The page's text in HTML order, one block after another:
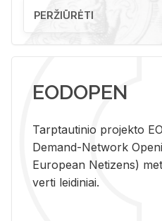
PERŽIŪRĖTI
EODOPEN
Tarp­tau­ti­nio pro­jek­to
De­mand-Ne­twork
Eu­ro­pe­an Ne­ti­zens)
ver­ti lei­di­niai.